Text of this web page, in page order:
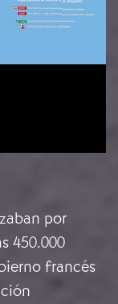
por
450.000
francés